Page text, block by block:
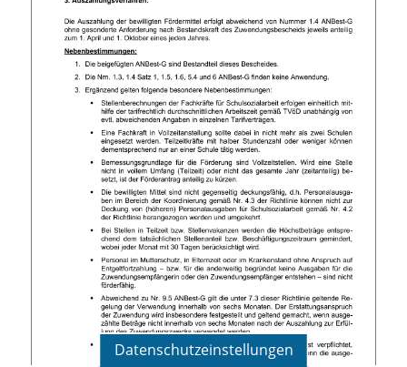
Datenschutzeinstellungen